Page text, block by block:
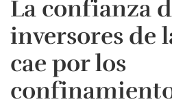
La confianza
inversores de
cae por los